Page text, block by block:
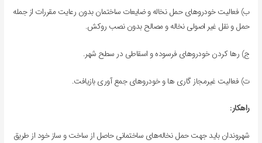
ب) فعالیت خودروهای حمل نخاله و ضایعات ساختمان بدون رعایت مقررات از جمله
حمل و نقل غیر اصولی نخاله و مصالح بدون نصب روکش.
ج) رها کردن خودروهای فرسوده و اسقاطی در سطح شهر.
ت) فعالیت غیرمجاز گاری ها و خودروهای جمع آوری بازیافت.
راهکار:
شهروندان باید جهت حمل نخاله‌های ساختمانی حاصل از ساخت و ساز خود از طریق